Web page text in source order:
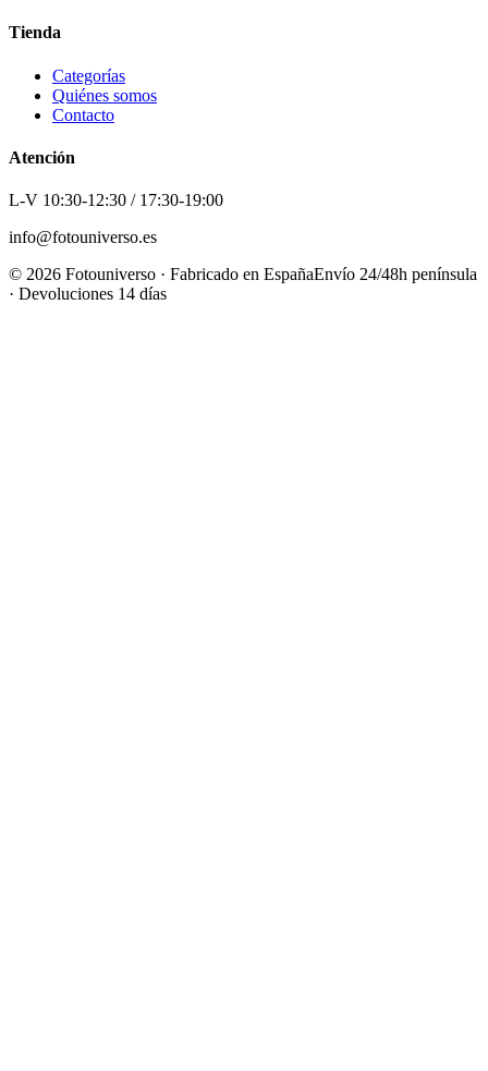
Tienda
Categorías
Quiénes somos
Contacto
Atención
L-V 10:30-12:30 / 17:30-19:00
info@fotouniverso.es
© 2026 Fotouniverso · Fabricado en EspañaEnvío 24/48h península
· Devoluciones 14 días